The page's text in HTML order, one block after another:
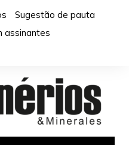
Sugestão de pauta
assinantes